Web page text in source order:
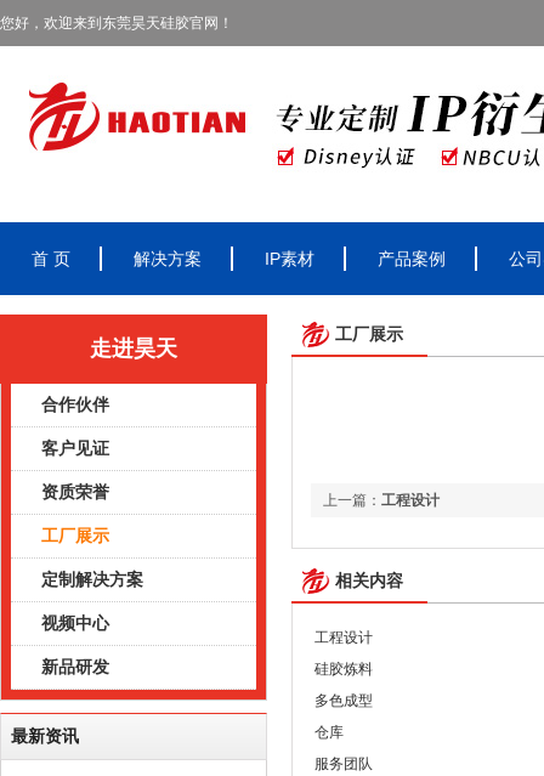
您好，欢迎来到东莞昊天硅胶官网！
首 页 解决方案 IP素材 产品案例 公
走进昊天
合作伙伴
客户见证
资质荣誉
工厂展示
定制解决方案
视频中心
新品研发
最新资讯
工厂展示
上一篇： 工程设计
相关内容
工程设计
硅胶炼料
多色成型
仓库
服务团队